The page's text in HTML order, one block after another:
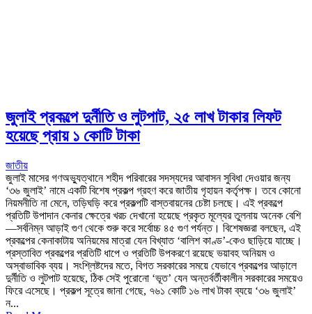
জুলাই প্রকল্পে দুর্নীতি ও লুটপাট, ২৫ লাখ টাকার লিফট
হয়েছে প্রায় ১ কোটি টাকা
জাতীয়
জুলাই মাসের গণঅভ্যুত্থানে শহীদ পরিবারের সদস্যদের আবাসন সুবিধা দেওয়ার জন্য
‘৩৬ জুলাই’ নামে একটি বিশেষ প্রকল্প গ্রহণ করে জাতীয় গৃহায়ন কর্তৃপক্ষ। তবে কোনো
নিয়মনীতি না মেনে, তড়িঘড়ি করে প্রকল্পটি বাস্তবায়নের চেষ্টা চলছে। এই প্রকল্পে
প্রতিটি উপাদান কেনার ক্ষেত্রে খরচ দেখানো হয়েছে প্রকৃত মূল্যের তুলনায় অনেক বেশি
—সর্বনিম্ন আড়াই গুণ থেকে শুরু করে সর্বোচ্চ ৪৫ গুণ পর্যন্ত। বিশেষজ্ঞরা বলছেন, এই
প্রকল্পের কেনাকাটায় অনিয়মের মাত্রা যেন বিখ্যাত ‘বালিশ কাণ্ড’-কেও ছাড়িয়ে যাচ্ছে।
প্রস্তাবিত প্রকল্পের প্রতিটি ধাপে ও প্রতিটি উপকরণে রয়েছে ভয়াবহ অনিয়ম ও
অস্বাভাবিক ব্যয়। সংশ্লিষ্টদের মতে, বিগত সরকারের সময়ে যেভাবে প্রকল্পের আড়ালে
দুর্নীতি ও লুটপাট হয়েছে, ঠিক সেই পুরোনো ‘ভূত’ যেন অন্তর্বর্তীকালীন সরকারের সময়েও
ফিরে এসেছে। প্রকল্প সূত্রে জানা গেছে, ৭৬১ কোটি ১৬ লাখ টাকা ব্যয়ে ‘৩৬ জুলাই’
ন...